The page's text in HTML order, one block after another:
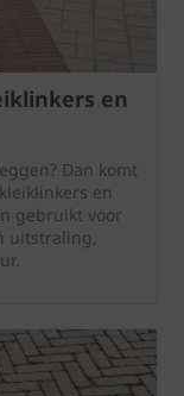
en
Dan komt
en
gebruikt voor
uitstraling,